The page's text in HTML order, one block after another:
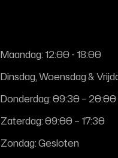
Maandag: 12:00 - 18:00
Dinsdag, Woensdag &
Donderdag: 09:30 – 20:00
Zaterdag: 09:00 – 17:30
Zondag: Gesloten